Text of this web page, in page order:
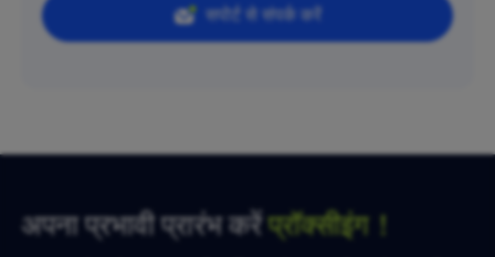
सपोर्ट से संपर्क करें
अपना प्रभावी प्रारंभ करेंप्रॉक्सीइंग！